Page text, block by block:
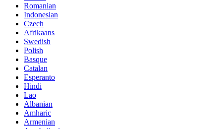
Romanian
Indonesian
Czech
Afrikaans
Swedish
Polish
Basque
Catalan
Esperanto
Hindi
Lao
Albanian
Amharic
Armenian